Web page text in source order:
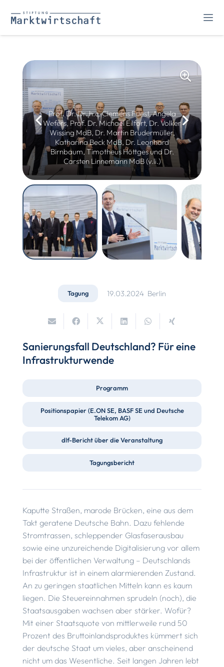
Prof. Dr. Dr. h.c. Clemens Fuest, Angela
Wefers, Prof. Dr. Michael Eilfort, Dr. Volker
Wissing MdB, Dr. Martin Brudermüller,
Katharina Beck MdB, Dr. Leonhard
Birnbaum, Timotheus Höttges und Dr.
Carsten Linnemann MdB (v.li.)
Tagung 19.03.2024 Berlin
Sanierungsfall Deutschland? Für eine
Infrastrukturwende
Programm
Positionspapier (E.ON SE, BASF SE und Deutsche
Telekom AG)
dlf-Bericht über die Veranstaltung
Tagungsbericht
Kaputte Straßen, marode Brücken, eine aus dem
Takt geratene Deutsche Bahn. Dazu fehlende
Stromtrassen, schleppender Glasfaserausbau
sowie eine unzureichende Digitalisierung vor allem
bei der öffentlichen Verwaltung – Deutschlands
Infrastruktur ist in einem alarmierenden Zustand.
An zu geringen staatlichen Mitteln kann es kaum
liegen. Die Steuereinnahmen sprudeln (noch), die
Staatsausgaben wachsen aber stärker. Wofür?
Mit einer Staatsquote von mittlerweile rund 50
Prozent des Bruttoinlandsproduktes kümmert sich
der deutsche Staat um vieles, aber anscheinend
nicht um das Wesentliche. Seit langen Jahren lebt